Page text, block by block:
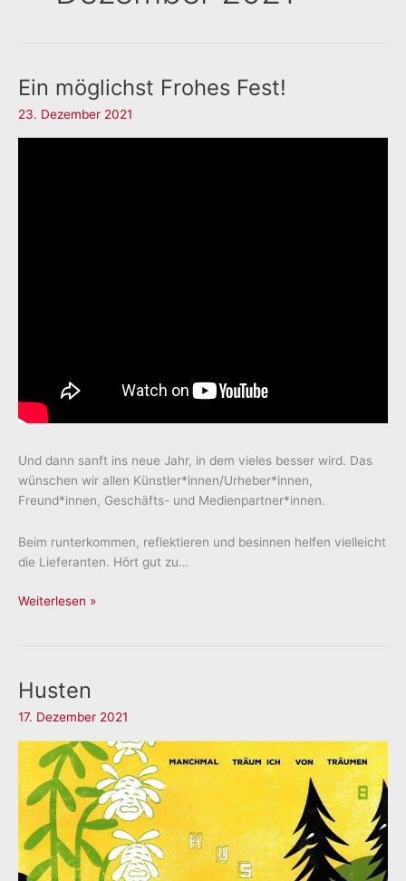
Ein möglichst Frohes Fest!
23. Dezember 2021
Und dann sanft ins neue Jahr, in dem vieles besser wird. Das
wünschen wir allen Künstler*innen/Urheber*innen,
Freund*innen, Geschäfts- und Medienpartner*innen.
Beim runterkommen, reflektieren und besinnen helfen vielleicht
die Lieferanten. Hört gut zu…
Ein
Weiterlesen »
Husten
17. Dezember 2021